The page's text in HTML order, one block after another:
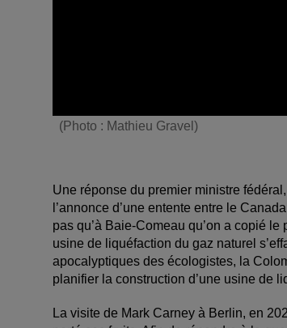
(Photo : Mathieu Gravel)
Une réponse du premier ministre
l’annonce d’une entente entre le
pas qu’à Baie-Comeau qu’on a copié
usine de liquéfaction du gaz naturel
apocalyptiques des écologistes, la
planifier la construction d’une usine de
La visite de Mark Carney à Berlin, en